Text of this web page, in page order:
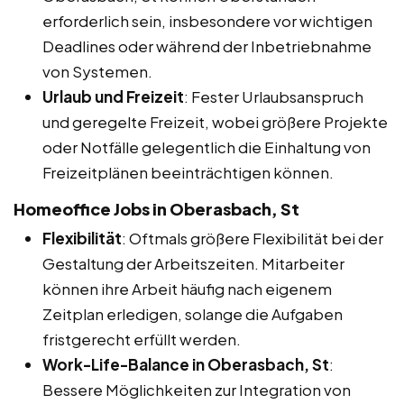
erforderlich sein, insbesondere vor wichtigen
Deadlines oder während der Inbetriebnahme
von Systemen.
Urlaub und Freizeit: Fester Urlaubsanspruch
und geregelte Freizeit, wobei größere Projekte
oder Notfälle gelegentlich die Einhaltung von
Freizeitplänen beeinträchtigen können.
Homeoffice Jobs in Oberasbach, St
Flexibilität: Oftmals größere Flexibilität bei der
Gestaltung der Arbeitszeiten. Mitarbeiter
können ihre Arbeit häufig nach eigenem
Zeitplan erledigen, solange die Aufgaben
fristgerecht erfüllt werden.
Work-Life-Balance in Oberasbach, St:
Bessere Möglichkeiten zur Integration von